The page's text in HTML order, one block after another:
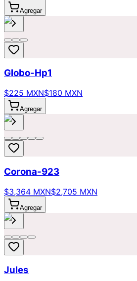
Agregar
Globo-Hp1
$225 MXN$180 MXN
Agregar
Corona-923
$3,364 MXN$2,705 MXN
Agregar
Jules